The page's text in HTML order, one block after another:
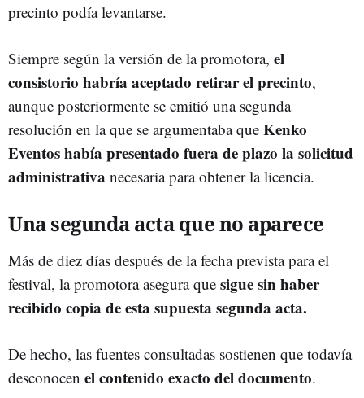
precinto podía levantarse.
Siempre según la versión de la promotora, el
consistorio habría aceptado retirar el precinto,
aunque posteriormente se emitió una segunda
resolución en la que se argumentaba que Kenko
Eventos había presentado fuera de plazo la solicitud
administrativa necesaria para obtener la licencia.
Una segunda acta que no aparece
Más de diez días después de la fecha prevista para el
festival, la promotora asegura que sigue sin haber
recibido copia de esta supuesta segunda acta.
De hecho, las fuentes consultadas sostienen que todavía
desconocen el contenido exacto del documento.